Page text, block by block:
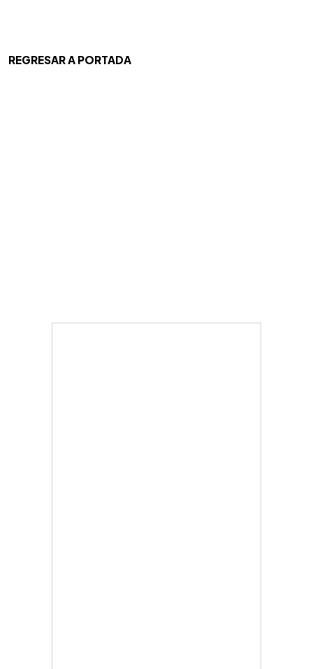
REGRESAR A PORTADA